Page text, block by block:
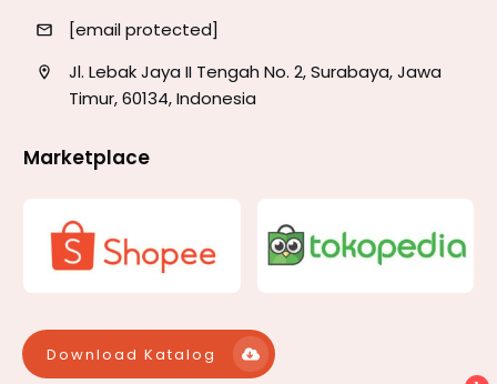
[email protected]
Jl. Lebak Jaya II Tengah No. 2, Surabaya, Jawa
Timur, 60134, Indonesia
Marketplace
Download Katalog